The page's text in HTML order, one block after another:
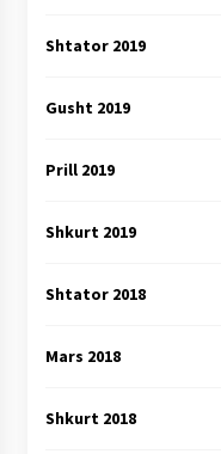
Shtator 2019
Gusht 2019
Prill 2019
Shkurt 2019
Shtator 2018
Mars 2018
Shkurt 2018